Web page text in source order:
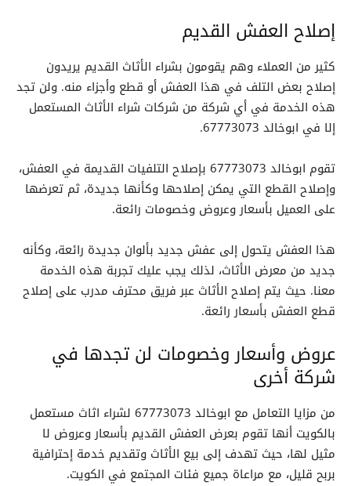
إصلاح العفش القديم
كثير من العملاء وهم يقومون بشراء الأثاث القديم يريدون
إصلاح بعض التلف في هذا العفش أو قطع وأجزاء منه. ولن تجد
هذه الخدمة في أي شركة من شركات شراء الأثاث المستعمل
إلا في ابوخالد 67773073.
تقوم ابوخالد 67773073 بإصلاح التلفيات القديمة في العفش،
وإصلاح القطع التي يمكن إصلاحها وكأنها جديدة، ثم تعرضها
على العميل بأسعار وعروض وخصومات رائعة.
هذا العفش يتحول إلى عفش جديد بألوان جديدة رائعة، وكأنه
جديد من معرض الأثاث، لذلك يجب عليك تجربة هذه الخدمة
معنا. حيث يتم إصلاح الأثاث عبر فريق محترف مدرب على إصلاح
قطع العفش بأسعار رائعة.
عروض وأسعار وخصومات لن تجدها في
شركة أخرى
من مزايا التعامل مع ابوخالد 67773073 لشراء اثاث مستعمل
بالكويت أنها تقوم بعرض العفش القديم بأسعار وعروض لا
مثيل لها، حيث تهدف إلى بيع الأثاث وتقديم خدمة إحترافية
بربح قليل، مع مراعاة جميع فئات المجتمع في الكويت.